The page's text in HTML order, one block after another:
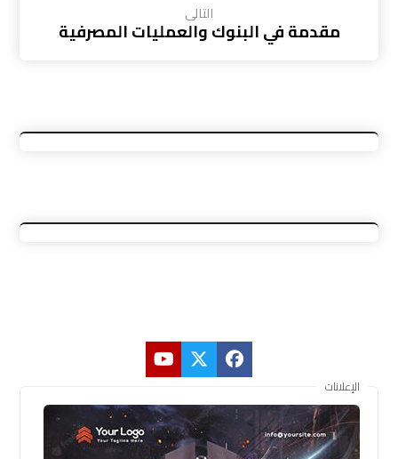
التالى
مقدمة في البنوك والعمليات المصرفية
الإعلانات